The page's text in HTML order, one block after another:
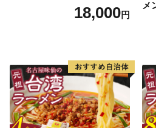
◆各お問い合わせ先はこちら◆
０５０－３３５５－２１９７(全
※14桁の寄附受付番号とお申込
必要です
※休日・夜間も対応
18,000円
メ